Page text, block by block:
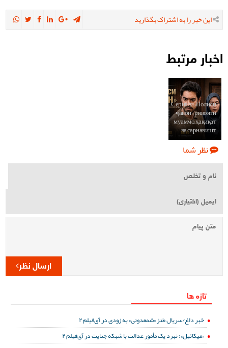
این خبر را به اشتراک بگذارید
اخبار مرتبط
Сериали «Полиси
ҷавон»; ривояти
муаммо, ҳақиқат
ва сарнавишт
نظر شما
ارسال نظر
تازه ها
خبر داغ/سریال طنز «شمعدونی» به زودی در آی‌فیلم ۲
«میکائیل»؛ نبرد یک مأمور عدالت با شبکه جنایت در آی‌فیلم ۲